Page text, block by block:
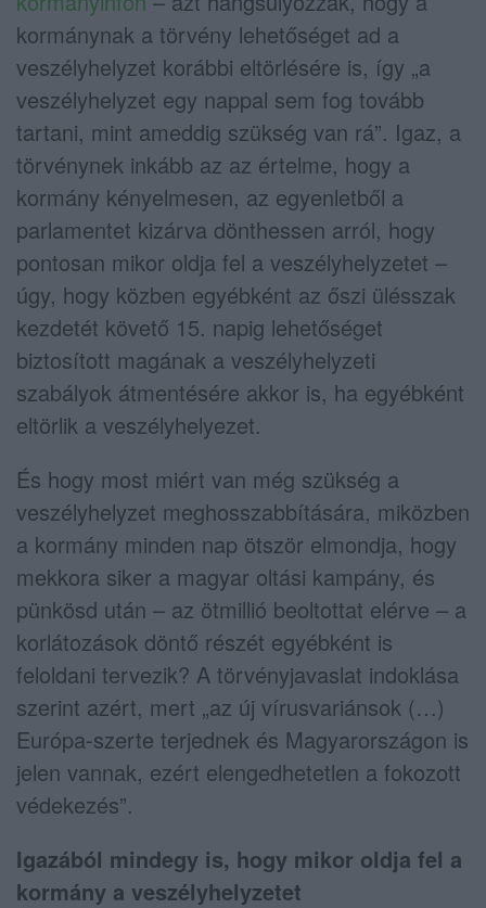
kormánynak a törvény lehetőséget ad a
veszélyhelyzet korábbi eltörlésére is, így „a
veszélyhelyzet egy nappal sem fog tovább
tartani, mint ameddig szükség van rá”. Igaz, a
törvénynek inkább az az értelme, hogy a
kormány kényelmesen, az egyenletből a
parlamentet kizárva dönthessen arról, hogy
pontosan mikor oldja fel a veszélyhelyzetet –
úgy, hogy közben egyébként az őszi ülésszak
kezdetét követő 15. napig lehetőséget
biztosított magának a veszélyhelyzeti
szabályok átmentésére akkor is, ha egyébként
eltörlik a veszélyhelyezet.
És hogy most miért van még szükség a
veszélyhelyzet meghosszabbítására, miközben
a kormány minden nap ötször elmondja, hogy
mekkora siker a magyar oltási kampány, és
pünkösd után – az ötmillió beoltottat elérve – a
korlátozások döntő részét egyébként is
feloldani tervezik? A törvényjavaslat indoklása
szerint azért, mert „az új vírusvariánsok (…)
Európa-szerte terjednek és Magyarországon is
jelen vannak, ezért elengedhetetlen a fokozott
védekezés”.
Igazából mindegy is, hogy mikor oldja fel a
kormány a veszélyhelyzetet